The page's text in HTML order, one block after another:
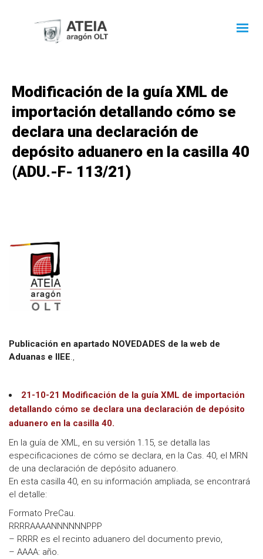
Modificación de la guía XML de
importación detallando cómo se
declara una declaración de
depósito aduanero en la casilla 40
(ADU.-F- 113/21)
Publicación en apartado NOVEDADES de la web de
Aduanas e IIEE.,
21-10-21 Modificación de la guía XML de importación
detallando cómo se declara una declaración de depósito
aduanero en la casilla 40.
En la guía de XML, en su versión 1.15, se detalla las
especificaciones de cómo se declara, en la Cas. 40, el MRN
de una declaración de depósito aduanero.
En esta casilla 40, en su información ampliada, se encontrará
el detalle:
Formato PreCau.
RRRRAAAANNNNNNPPP
– RRRR es el recinto aduanero del documento previo,
– AAAA: año.